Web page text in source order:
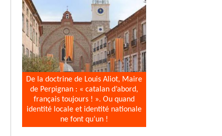
De la doctrine de Louis Aliot, Maire
de Perpignan : « catalan d’abord,
français toujours ! ». Ou quand
identité locale et identité nationale
ne font qu’un !